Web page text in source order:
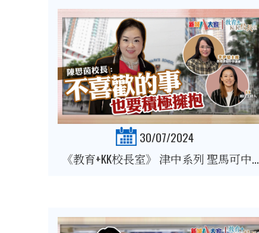
30/07/2024
《教育+KK校長室》 津中系列 聖馬可中...